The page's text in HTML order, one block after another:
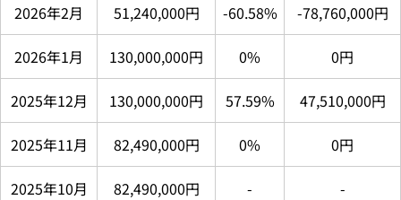
2026年2月 51,240,000円 -60.58% -78,760,000円
2026年1月 130,000,000円 0% 0円
2025年12月 130,000,000円 57.59% 47,510,000円
2025年11月 82,490,000円 0% 0円
2025年10月 82,490,000円 - -